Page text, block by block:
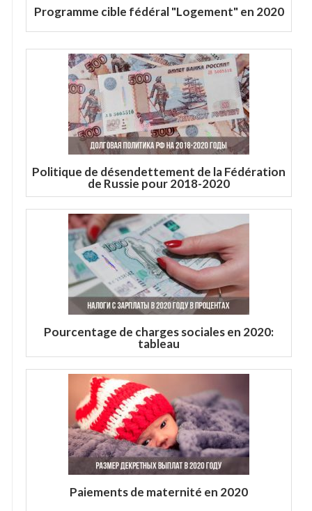
Programme cible fédéral "Logement" en 2020
Politique de désendettement de la Fédération
de Russie pour 2018-2020
Pourcentage de charges sociales en 2020:
tableau
Paiements de maternité en 2020